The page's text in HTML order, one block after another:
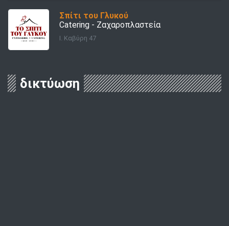
Σπίτι του Γλυκού
Catering - Ζαχαροπλαστεία
Ι. Καβύρη 47
δικτύωση